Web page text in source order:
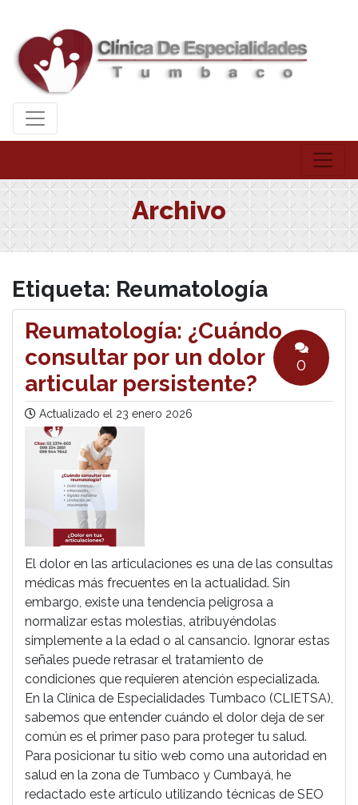
Archivo
Etiqueta: Reumatología
Reumatología: ¿Cuándo
consultar por un dolor
articular persistente?
Actualizado el 23 enero 2026
0
El dolor en las articulaciones es una de las consultas
médicas más frecuentes en la actualidad. Sin
embargo, existe una tendencia peligrosa a
normalizar estas molestias, atribuyéndolas
simplemente a la edad o al cansancio. Ignorar estas
señales puede retrasar el tratamiento de
condiciones que requieren atención especializada.
En la Clínica de Especialidades Tumbaco (CLIETSA),
sabemos que entender cuándo el dolor deja de ser
común es el primer paso para proteger tu salud.
Para posicionar tu sitio web como una autoridad en
salud en la zona de Tumbaco y Cumbayá, he
redactado este artículo utilizando técnicas de SEO